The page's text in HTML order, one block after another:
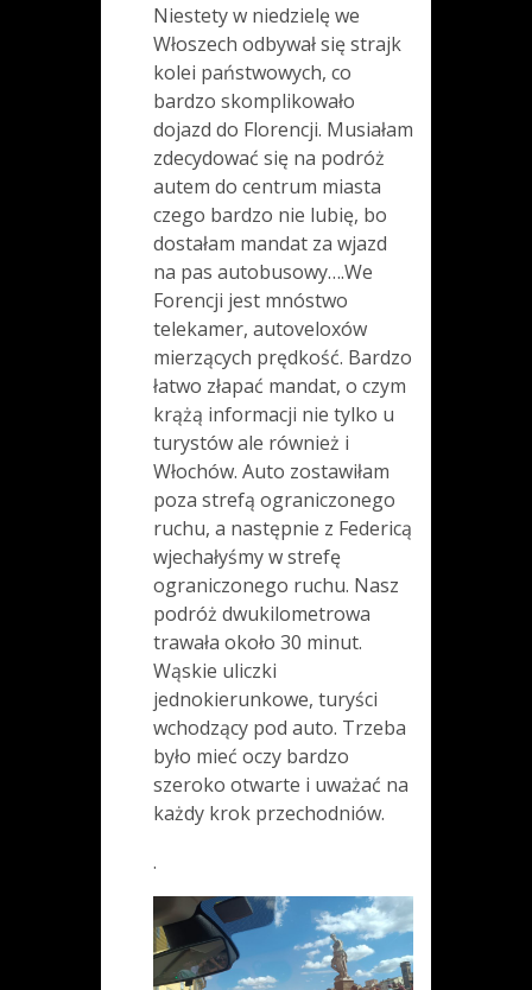
Niestety w niedzielę we
Włoszech odbywał się strajk
kolei państwowych, co
bardzo skomplikowało
dojazd do Florencji. Musiałam
zdecydować się na podróż
autem do centrum miasta
czego bardzo nie lubię, bo
dostałam mandat za wjazd
na pas autobusowy….We
Forencji jest mnóstwo
telekamer, autoveloxów
mierzących prędkość. Bardzo
łatwo złapać mandat, o czym
krążą informacji nie tylko u
turystów ale również i
Włochów. Auto zostawiłam
poza strefą ograniczonego
ruchu, a następnie z Federicą
wjechałyśmy w strefę
ograniczonego ruchu. Nasz
podróż dwukilometrowa
trawała około 30 minut.
Wąskie uliczki
jednokierunkowe, turyści
wchodzący pod auto. Trzeba
było mieć oczy bardzo
szeroko otwarte i uważać na
każdy krok przechodniów.
.